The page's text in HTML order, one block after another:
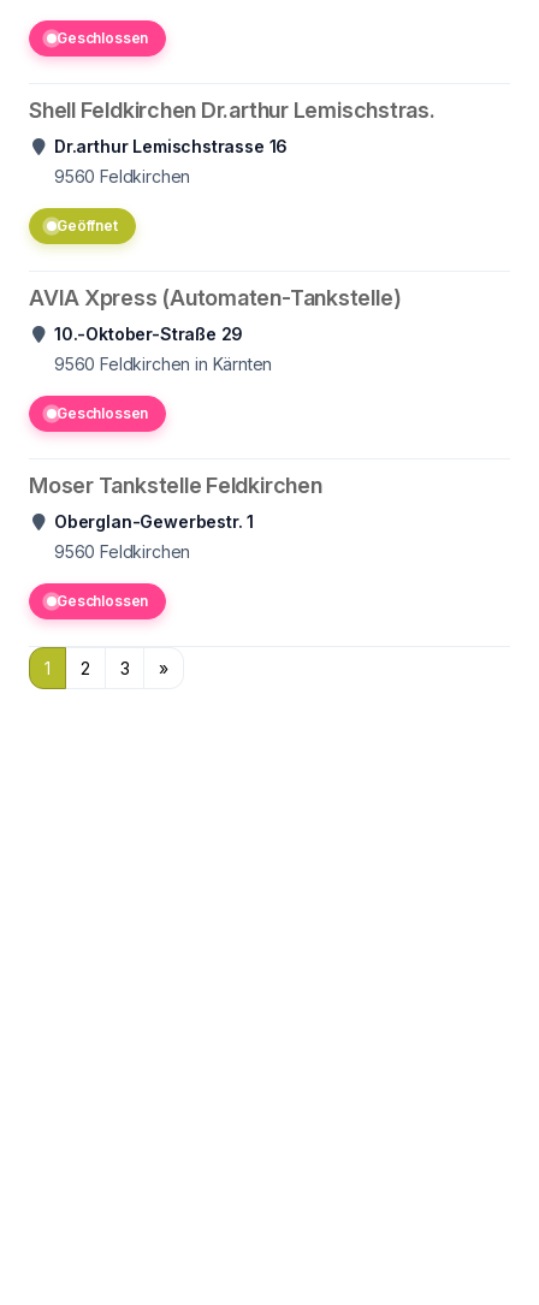
Geschlossen
Shell Feldkirchen Dr.arthur Lemischstras.
Dr.arthur Lemischstrasse 16
9560 Feldkirchen
Geöffnet
AVIA Xpress (Automaten-Tankstelle)
10.-Oktober-Straße 29
9560 Feldkirchen in Kärnten
Geschlossen
Moser Tankstelle Feldkirchen
Oberglan-Gewerbestr. 1
9560 Feldkirchen
Geschlossen
1 2 3 »